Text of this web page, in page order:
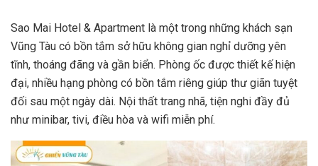
Sao Mai Hotel & Apartment là một trong những khách sạn
Vũng Tàu có bồn tắm sở hữu không gian nghỉ dưỡng yên
tĩnh, thoáng đãng và gần biển. Phòng ốc được thiết kế hiện
đại, nhiều hạng phòng có bồn tắm riêng giúp thư giãn tuyệt
đối sau một ngày dài. Nội thất trang nhã, tiện nghi đầy đủ
như minibar, tivi, điều hòa và wifi miễn phí.